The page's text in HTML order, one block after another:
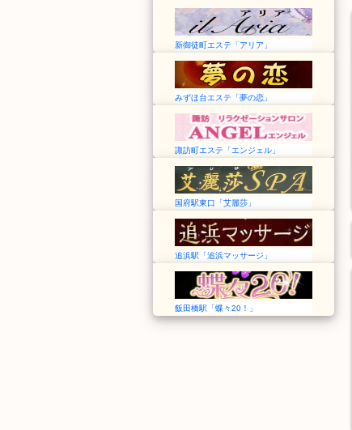
新御徒町エステ「アリア」
みずほ台エステ「夢の恋」
諏訪町エステ「エンジェル」
国府駅東口「艾麗莎」
追浜駅「追浜マッサージ」
飯田橋駅「蝶々20！」
蝶々20！